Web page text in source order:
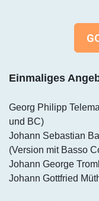
Einmaliges
Georg Philipp
und BC)
Johann Sebastian
(Version mit Basso
Johann George
Johann Gottfried